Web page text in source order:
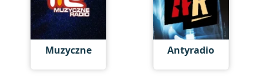
Muzyczne Antyradio